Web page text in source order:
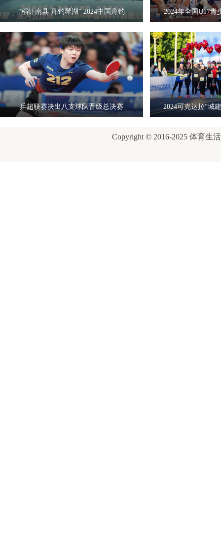
“稻虾南县 舟钓琴湖” 2024中国舟钓 2024年全国U17青
乒超联赛决出八支球队晋级总决赛 2024可克达拉“城
Copyright © 2016-2025 体育生